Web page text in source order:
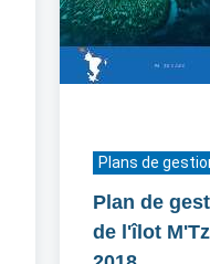
Plans de
Plan de
de l'îlot